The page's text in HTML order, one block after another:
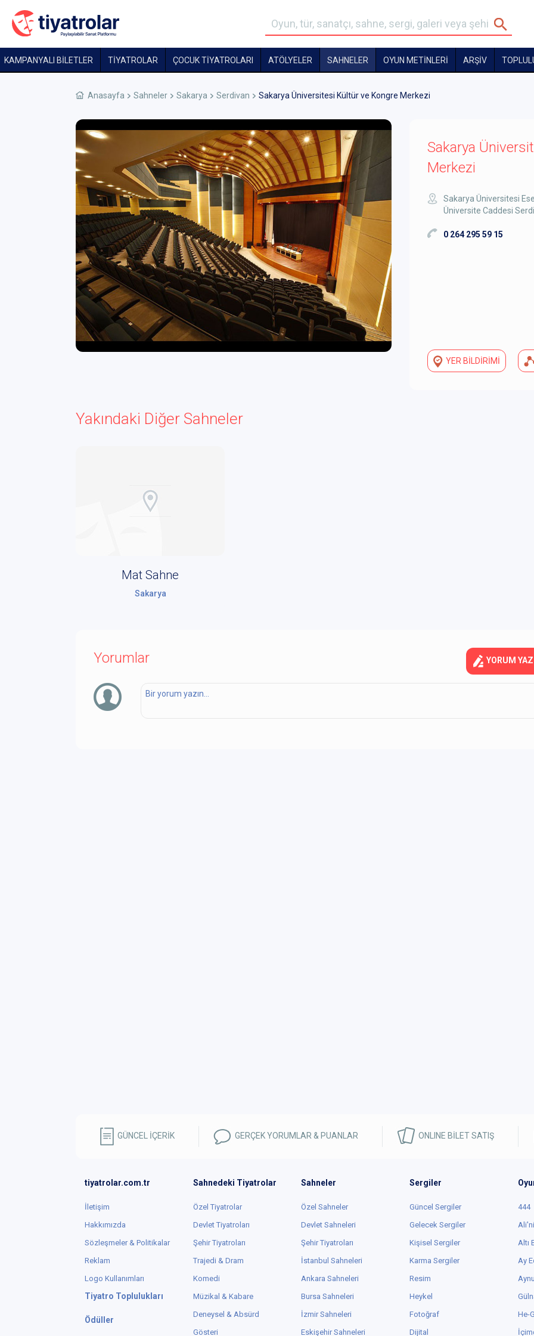
KAMPANYALI BİLETLER TİYATROLAR ÇOCUK TIYATROLARI ATÖLYELER SAHNELER OYUN METİNLERİ ARŞİV
Anasayfa Sahneler Sakarya Serdivan Sakarya Üniversitesi Kültür ve Kongre Merkezi
Sakarya
Merkezi
Sakarya Üniversitesi
Üniversite Caddesi
0 264 295 59 15
YER BİLDİRİMİ
Yakındaki Diğer Sahneler
Mat Sahne
Sakarya
Yorumlar YORUM YAZ
GÜNCEL İÇERİK GERÇEK YORUMLAR & PUANLAR ONLINE BİLET SATIŞ
tiyatrolar.com.tr
İletişim
Hakkımızda
Sözleşmeler & Politikalar
Reklam
Logo Kullanımları
Tiyatro Toplulukları
Ödüller
Sahnedeki Tiyatrolar
Özel Tiyatrolar
Devlet Tiyatroları
Şehir Tiyatroları
Trajedi & Dram
Komedi
Müzikal & Kabare
Deneysel & Absürd
Gösteri
Sahneler
Özel Sahneler
Devlet Sahneleri
Şehir Tiyatroları
İstanbul Sahneleri
Ankara Sahneleri
Bursa Sahneleri
İzmir Sahneleri
Eskişehir Sahneleri
Sergiler
Güncel Sergiler
Gelecek Sergiler
Kişisel Sergiler
Karma Sergiler
Resim
Heykel
Fotoğraf
Dijital
444
Altı
Ay
He-